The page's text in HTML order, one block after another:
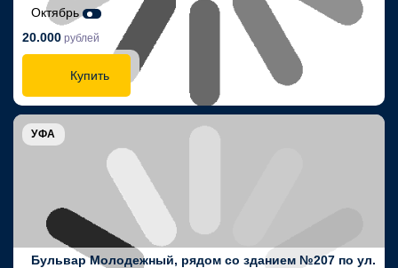
Октябрь
20.000 рублей
Купить
УФА
Бульвар Молодежный, рядом со зданием №207 по ул.